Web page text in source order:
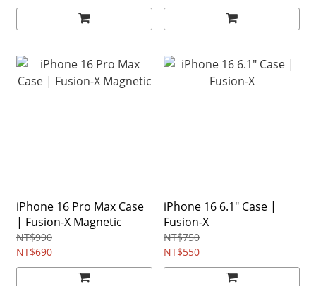
iPhone 16 Pro Max Case
| Fusion-X Magnetic
NT$990
NT$690
iPhone 16 6.1" Case |
Fusion-X
NT$750
NT$550